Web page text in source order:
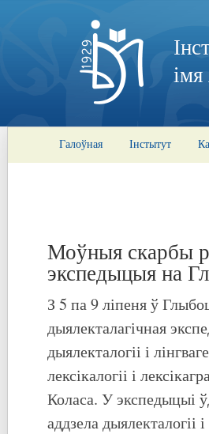
Галоўная Інстытут
Моўныя скарбы
экспедыцыя на
З 5 па 9 ліпеня ў
дыялекталагічная
дыялекталогіі і
лексікалогіі і
Коласа. У экспедыцыі
аддзела дыялекталогіі